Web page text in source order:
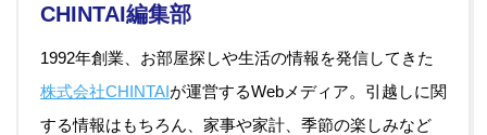
CHINTAI編集部
1992年創業、お部屋探しや生活の情報を発信してきた
株式会社CHINTAIが運営するWebメディア。引越しに関
する情報はもちろん、家事や家計、季節の楽しみなど